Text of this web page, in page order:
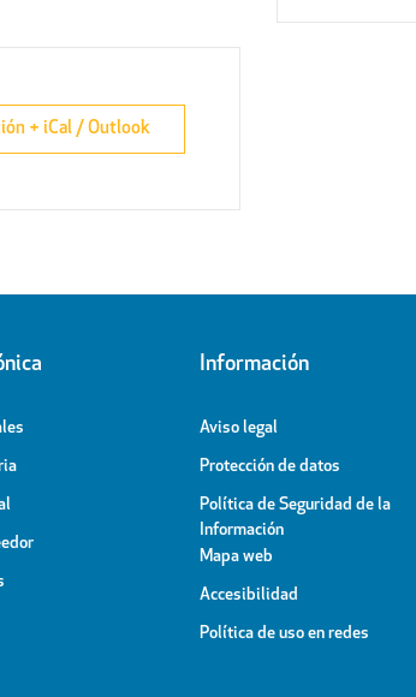
+ iCal / Outlook
Información
Aviso legal
Protección de datos
Política de Seguridad de la
Información
Mapa web
Accesibilidad
Política de uso en redes